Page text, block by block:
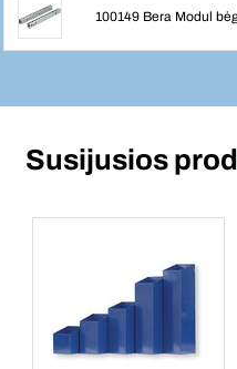
100149 Bera Modul
Susijusios